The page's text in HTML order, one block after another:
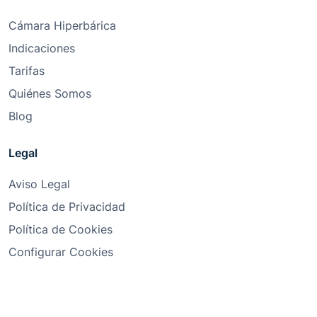
Cámara Hiperbárica
Indicaciones
Tarifas
Quiénes Somos
Blog
Legal
Aviso Legal
Política de Privacidad
Política de Cookies
Configurar Cookies